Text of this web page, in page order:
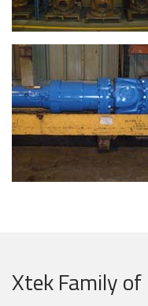
Xtek Family